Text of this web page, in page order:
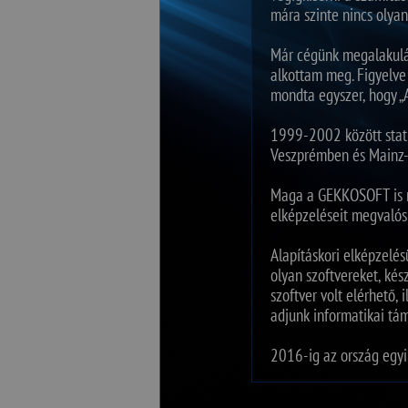
mára szinte nincs
Már cégünk
alkottam meg.
mondta egyszer, hogy
1999-2002 között
Veszprémben és
Maga a GEKKOSOFT
elképzeléseit
Alapításkori
olyan szoftvereket,
szoftver volt elérhető,
adjunk informatikai
2016-ig az ország